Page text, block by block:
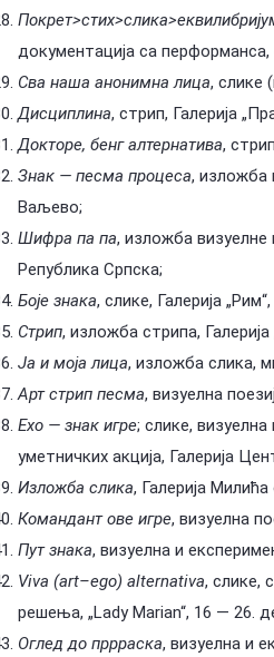
документација са перформанса,
Сва наша анонимна лица, слике
Дисциплина, стрип, Галерија
Докторе, бенг алтернатива,
Знак — песма процеса, изложба
Ваљево;
Шифра па па, изложба визуелне
Република Српска;
Боје знака, слике, Галерија
Стрип, изложба стрипа,
Ја и моја лица, изложба слика,
Арт стрип песма, визуелна
Ехо — знак игре; слике,
уметничких акција, Галерија
Изложба слика, Галерија
Командант ове игре, визуелна
Пут знака, визуелна и
Viva (art–ego) alternativa, слике,
решења, „Lady Marian“, 16 — 26.
Оглед до пррраска, визуелна и